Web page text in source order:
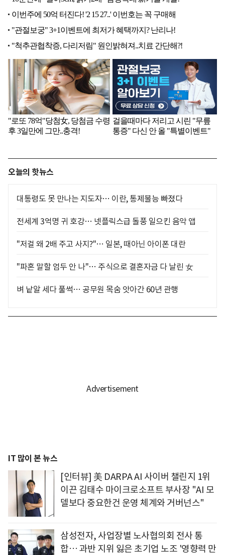
오늘의 핫뉴스
대통령도 못 만나는 지도자… 이란, 통제불능 빠졌다
전세계 3억명 귀 호강… 넷플릭스급 돌풍 일으킨 음악 앱
"저걸 왜 2배 주고 사지?"… 일본, 때아닌 아이폰 대란
"파혼 말할 엄두 안 나"… 주식으로 결혼자금 다 날린 女
벼 낱알 세다 풀썩… 공무원 목숨 앗아간 60년 관행
IT 많이 본 뉴스
[인터뷰] 美 DARPA AI 사이버 챌린지 1위
이끈 김태수 마이크로소프트 부사장 "AI 모
델보다 중요한건 운영 체계와 거버넌스"
삼성전자, 사업장별 노사협의회 전사 통
합… 과반 지위 잃은 초기업 노조 '영향력 만